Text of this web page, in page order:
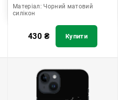
Матеріал: Чорний матовий
силікон
430 ₴ Купити